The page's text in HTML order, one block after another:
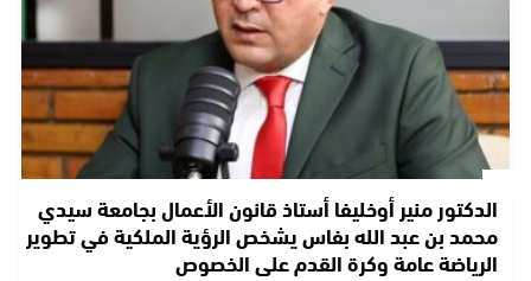
الدكتور منير أوخليفا أستاذ قانون الأعمال بجامعة سيدي
محمد بن عبد الله بفاس يشخص الرؤية الملكية في تطوير
الرياضة عامة وكرة القدم على الخصوص